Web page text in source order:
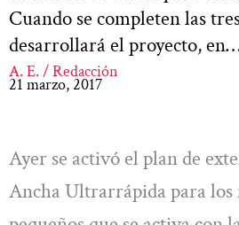
Cuando se completen las
desarrollará el proyecto,
A. E. / Redacción
21 marzo, 2017
Ayer se activó el plan de
Ancha Ultrarrápida para